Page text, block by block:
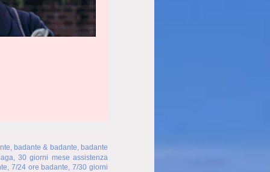
badante & badante, badante
30 giorni mese assistenza
7/24 ore badante, 7/30 giorni